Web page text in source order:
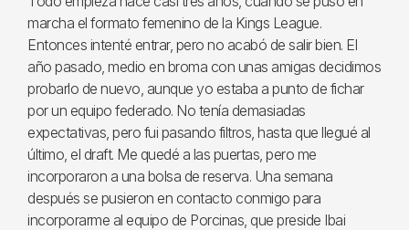
marcha el formato femenino de la Kings League.
Entonces intenté entrar, pero no acabó de salir bien. El
año pasado, medio en broma con unas amigas decidimos
probarlo de nuevo, aunque yo estaba a punto de fichar
por un equipo federado. No tenía demasiadas
expectativas, pero fui pasando filtros, hasta que llegué al
último, el draft. Me quedé a las puertas, pero me
incorporaron a una bolsa de reserva. Una semana
después se pusieron en contacto conmigo para
incorporarme al equipo de Porcinas, que preside Ibai